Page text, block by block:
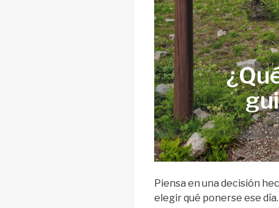
Piensa en una decisión
elegir qué ponerse ese